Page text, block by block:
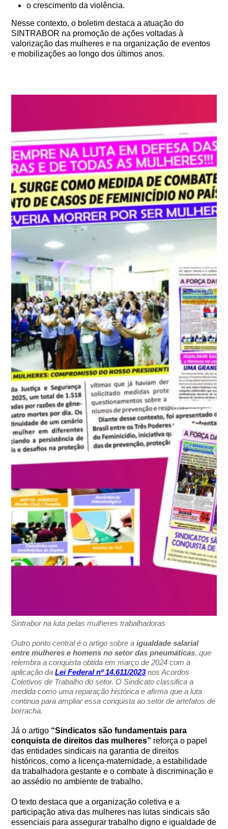
o crescimento da violência.
Nesse contexto, o boletim destaca a atuação do
SINTRABOR na promoção de ações voltadas à
valorização das mulheres e na organização de eventos
e mobilizações ao longo dos últimos anos.
Sintrabor na luta pelas mulheres trabalhadoras
Outro ponto central é o artigo sobre aigualdade salarial
entre mulheres e homens no setor das pneumáticas, que
relembra a conquista obtida em março de 2024 com a
aplicação daLei Federal nº 14.611/2023nos Acordos
Coletivos de Trabalho do setor. O Sindicato classifica a
medida como uma reparação histórica e afirma que a luta
continua para ampliar essa conquista ao setor de artefatos de
borracha.
Já o artigo “Sindicatos são fundamentais para
conquista de direitos das mulheres” reforça o papel
das entidades sindicais na garantia de direitos
históricos, como a licença-maternidade, a estabilidade
da trabalhadora gestante e o combate à discriminação e
ao assédio no ambiente de trabalho.
O texto destaca que a organização coletiva e a
participação ativa das mulheres nas lutas sindicais são
essenciais para assegurar trabalho digno e igualdade de